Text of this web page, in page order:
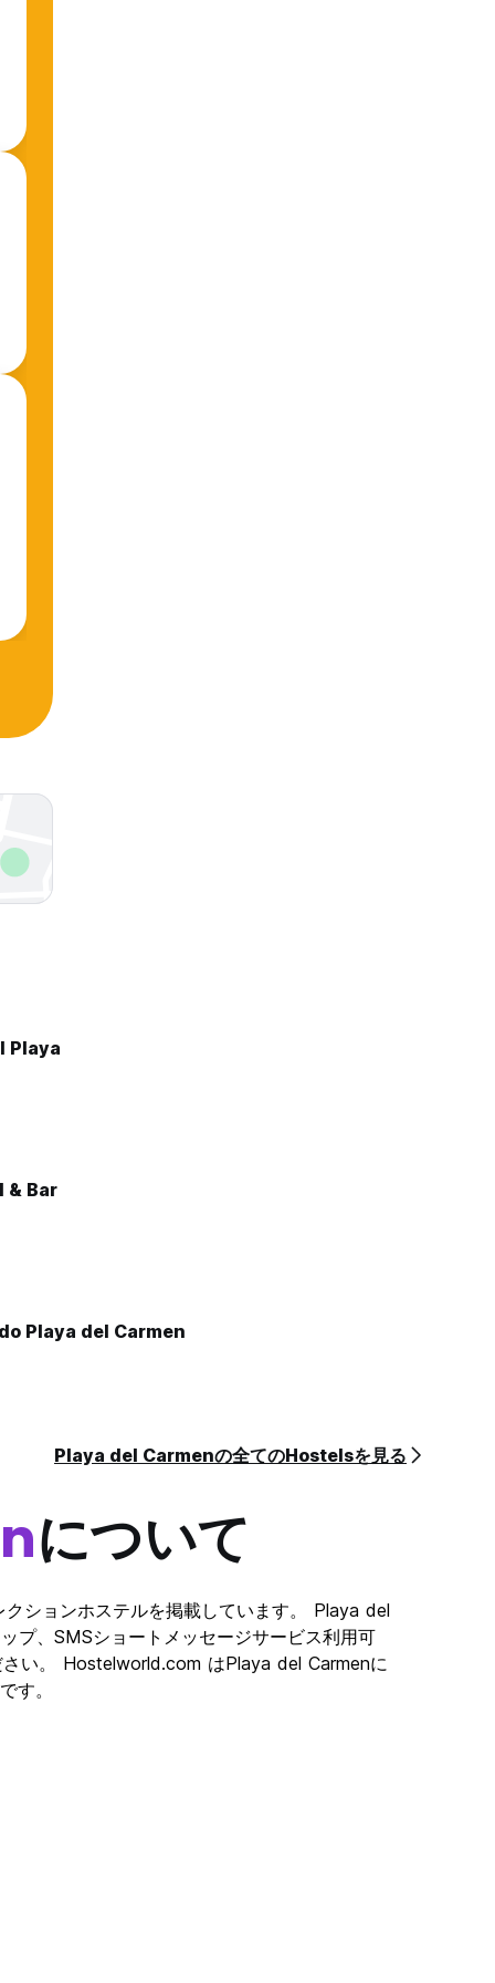
Playa
& Bar
Playa del Carmen
Playa del Carmenの全てのHostelsを見る
について
ションホステルを掲載しています。 Playa del
プ、SMSショートメッセージサービス利用可
い。 Hostelworld.com はPlaya del Carmenに
す。